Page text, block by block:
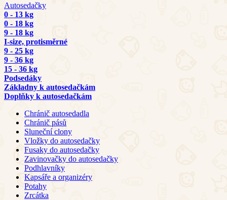
Autosedačky
0 - 13 kg
0 - 18 kg
9 - 18 kg
I-size, protisměrné
9 - 25 kg
9 - 36 kg
15 - 36 kg
Podsedáky
Základny k autosedačkám
Doplňky k autosedačkám
Chránič autosedadla
Chránič pásů
Sluneční clony
Vložky do autosedačky
Fusaky do autosedačky
Zavinovačky do autosedačky
Podhlavníky
Kapsáře a organizéry
Potahy
Zrcátka